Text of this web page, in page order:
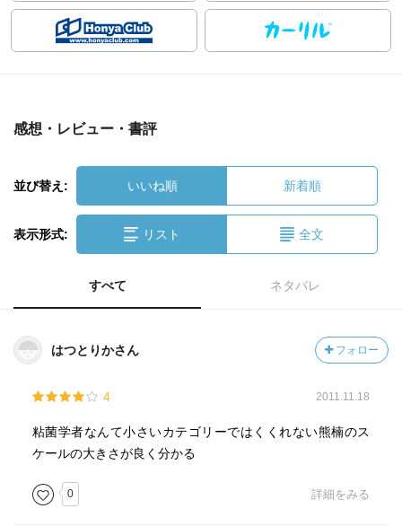
感想・レビュー・書評
並び替え: いいね順 新着順
表示形式: リスト 全文
すべて ネタバレ
はつとりかさん フォロー
4 2011.11.18
粘菌学者なんて小さいカテゴリーではくくれない熊楠のス
ケールの大きさが良く分かる
0 詳細をみる